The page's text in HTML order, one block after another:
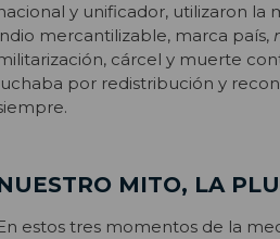
y unificador, utilizaron la
mercantilizable, marca país,
cárcel y muerte
por redistribución y
MITO, LA
estos tres momentos de la